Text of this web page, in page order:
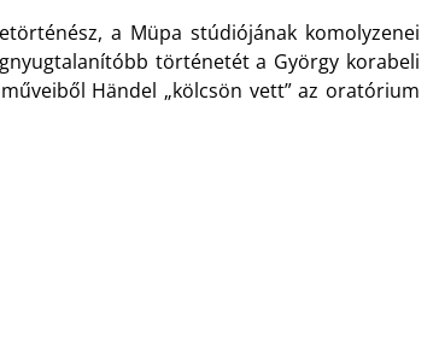
a Müpa stúdiójának komolyzenei
történetét a György korabeli
Händel „kölcsön vett” az oratórium